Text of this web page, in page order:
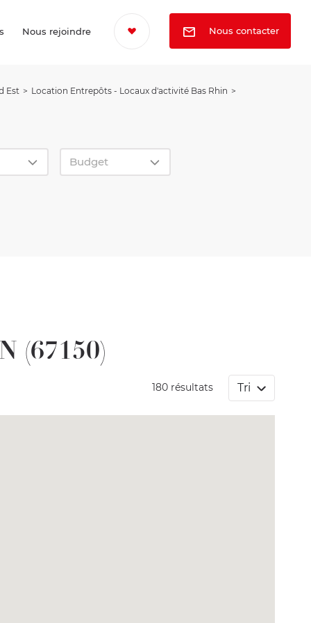
Nous rejoindre Nous contacter
Est
Location Entrepôts - Locaux d'activité Bas Rhin
Budget
(67150)
180 résultats Tri